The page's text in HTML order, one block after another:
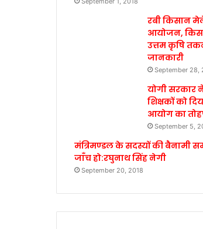
रबी किसान
आयोजन,
उत्तम कृषि
जानकारी
September 28,
योगी सरकार
शिक्षकों को
आयोग का
September 5,
मंत्रिमण्डल के सदस्यों की बैनामी
जाँच हो:रघुनाथ सिंह नेगी
September 20, 2018